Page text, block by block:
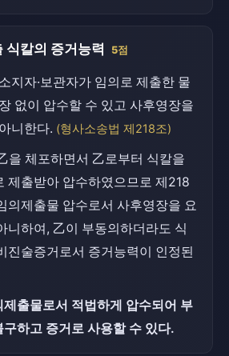
식칼의 증거능력 5점
지자·보관자가 임의로 제출한 물
없이 압수할 수 있고 사후영장을
니한다. (형사소송법 제218조)
을 체포하면서 乙로부터 식칼을
제출받아 압수하였으므로 제218
의제출물 압수로서 사후영장을 요
니하여, 乙이 부동의하더라도 식
진술증거로서 증거능력이 인정된
제출물로서 적법하게 압수되어 부
구하고 증거로 사용할 수 있다.